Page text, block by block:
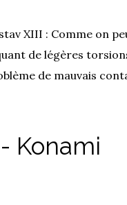
XIII : Comme on
de légères
de mauvais
Konami